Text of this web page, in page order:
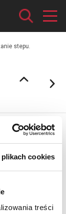
plikach cookies
treści
stepu.
x 65 cm (odcisk